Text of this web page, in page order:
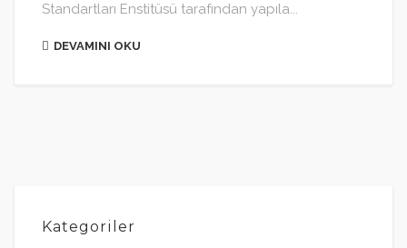
Standartları Enstitüsü tarafından yapıla...
DEVAMINI OKU
Kategoriler